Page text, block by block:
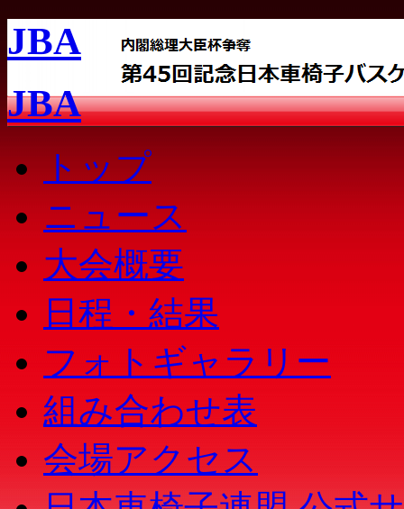
JBA
JBA
トップ
ニュース
大会概要
日程・結果
フォトギャラリー
組み合わせ表
会場アクセス